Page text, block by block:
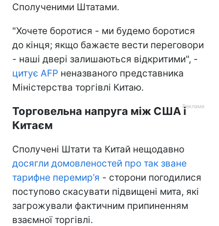
Сполученими Штатами.
"Хочете боротися - ми будемо боротися
до кінця; якщо бажаєте вести переговори
- наші двері залишаються відкритими", -
цитує AFP неназваного представника
Міністерства торгівлі Китаю.
Торговельна напруга між США і
Китаєм
Сполучені Штати та Китай нещодавно
досягли домовленостей про так зване
тарифне перемир’я - сторони погодилися
поступово скасувати підвищені мита, які
загрожували фактичним припиненням
взаємної торгівлі.